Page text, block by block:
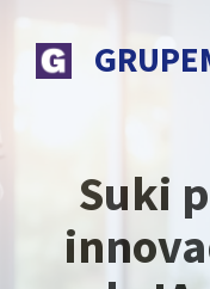
contenido
Suki